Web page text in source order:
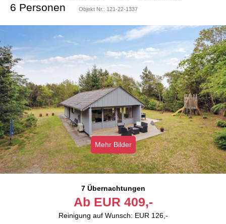
6 Personen Objekt Nr.: 121-22-1337
Mehr Bilder
7 Übernachtungen
Ab EUR 409,-
Reinigung auf Wunsch: EUR 126,-